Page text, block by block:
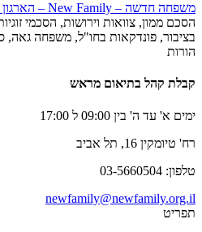
משפחה חדשה – New Family – הארגון לקידום זכויות המשפחה
הסכם ממון, צוואות וירושות, הסכמי
בציבור, פונדקאות בחו"ל, משפחה גאה,
הורות
קבלת קהל בתיאום מראש
ימים א' עד ה' בין 09:00 ל 17:00
רח' טיומקין 16, תל אביב
טלפון: 03-5660504
newfamily@newfamily.org.il
תפריט